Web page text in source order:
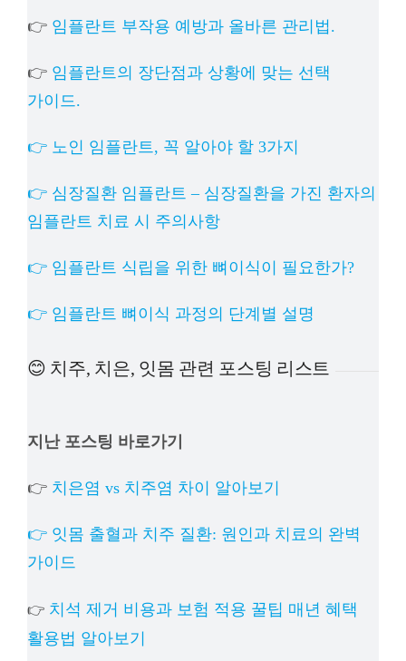
👉 임플란트 부작용 예방과 올바른 관리법.
👉 임플란트의 장단점과 상황에 맞는 선택
가이드.
👉 노인 임플란트, 꼭 알아야 할 3가지
👉 심장질환 임플란트 – 심장질환을 가진 환자의
임플란트 치료 시 주의사항
👉 임플란트 식립을 위한 뼈이식이 필요한가?
👉 임플란트 뼈이식 과정의 단계별 설명
😊 치주, 치은, 잇몸 관련 포스팅 리스트
지난 포스팅 바로가기
👉 치은염 vs 치주염 차이 알아보기
👉 잇몸 출혈과 치주 질환: 원인과 치료의 완벽
가이드
👉 치석 제거 비용과 보험 적용 꿀팁 매년 혜택
활용법 알아보기